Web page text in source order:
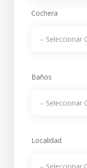
Cochera
Baños
Localidad